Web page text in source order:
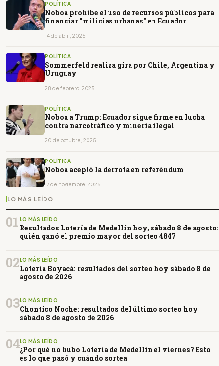
POLÍTICA
Noboa prohíbe el uso de recursos públicos para
financiar "milicias urbanas" en Ecuador
14 de abril, 2025
POLÍTICA
Sommerfeld realiza gira por Chile, Argentina y
Uruguay
28 de febrero, 2025
POLÍTICA
Noboa a Trump: Ecuador sigue firme en lucha
contra narcotráfico y minería ilegal
20 de octubre, 2025
POLÍTICA
Noboa aceptó la derrota en referéndum
17 de noviembre, 2025
LO MÁS LEÍDO
01 LO MÁS LEÍDO
Resultados Lotería de Medellín hoy, sábado 8 de agosto:
quién ganó el premio mayor del sorteo 4847
02LO MÁS LEÍDO
Lotería Boyacá: resultados del sorteo hoy sábado 8 de
agosto de 2026
03LO MÁS LEÍDO
Chontico Noche: resultados del último sorteo hoy
sábado 8 de agosto de 2026
04LO MÁS LEÍDO
¿Por qué no hubo Lotería de Medellín el viernes? Esto
es lo que pasó y cuándo sortea